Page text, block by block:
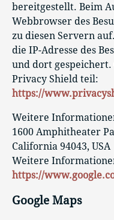
bereitgestellt. Beim
Webbrowser des
zu diesen Servern
die IP-Adresse des
und dort gespeichert.
Privacy Shield teil:
https://
Weitere
1600 Amphitheater
California 94043, USA
Weitere
https://
Google Maps